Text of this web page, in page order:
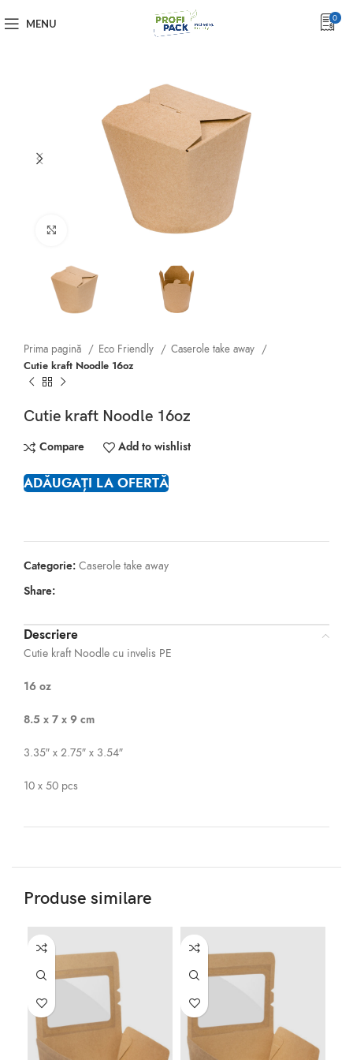
MENU 0
Prima pagină Eco Friendly
Caserole take away
Cutie kraft Noodle 16oz
Cutie kraft Noodle 16oz
Compare Add to wishlist
ADĂUGAȚI LA OFERTĂ
Categorie: Caserole take away
Share:
Descriere
Cutie kraft Noodle cu invelis PE
16 oz
8.5 x 7 x 9 cm
3.35″ x 2.75″ x 3.54″
10 x 50 pcs
Produse similare